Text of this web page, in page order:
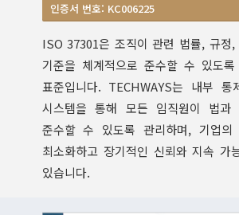
인증서 번호: KC006225
ISO 37301은 조직이 관련 법률, 규정,
기준을 체계적으로 준수할 수 있도
표준입니다. TECHWAYS는 내부 통
시스템을 통해 모든 임직원이 법과
준수할 수 있도록 관리하며, 기업의
최소화하고 장기적인 신뢰와 지속 가
있습니다.